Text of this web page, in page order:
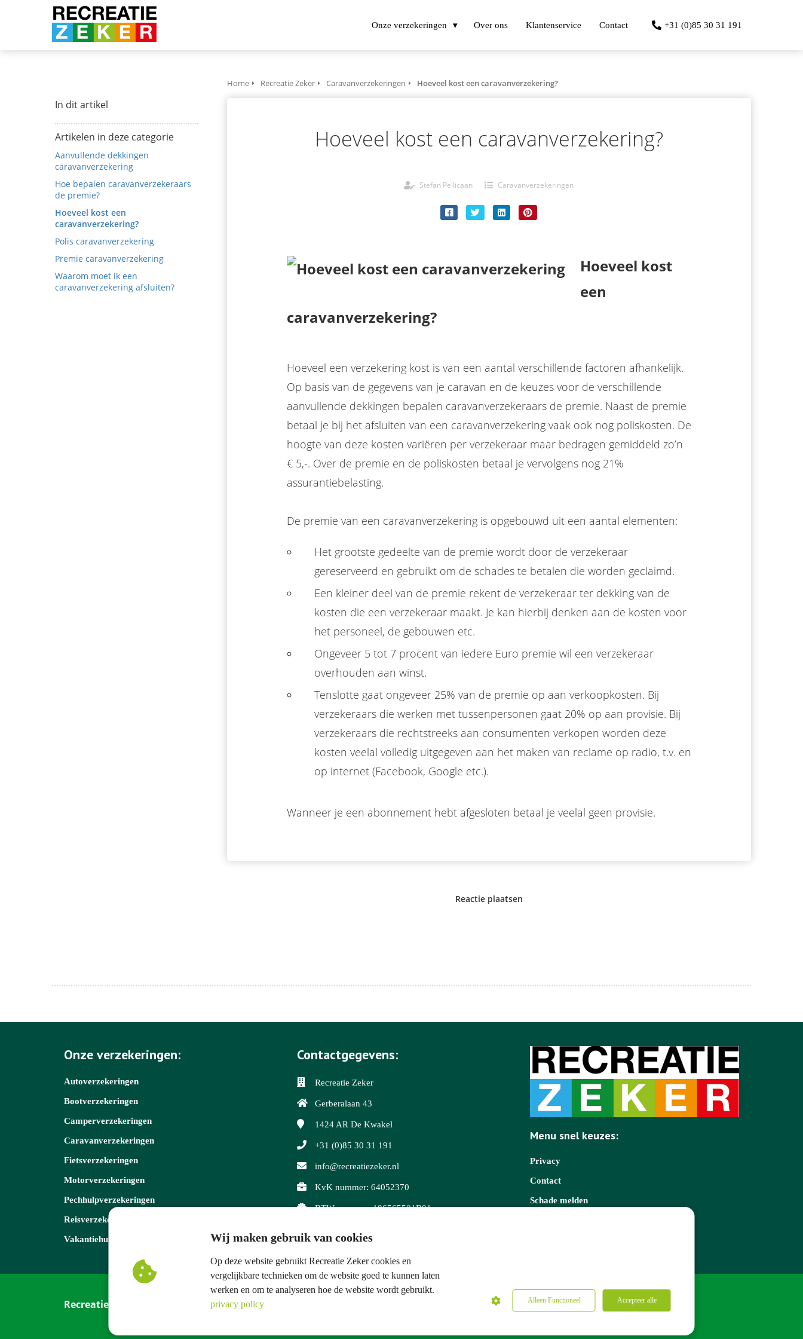
Onze verzekeringen Over ons Klantenservice Contact +31 (0)85 30 31 191
In dit artikel
Artikelen in deze categorie
Aanvullende dekkingen
caravanverzekering
Hoe bepalen caravanverzekeraars
de premie?
Hoeveel kost een
caravanverzekering?
Polis caravanverzekering
Premie caravanverzekering
Waarom moet ik een
caravanverzekering afsluiten?
Home Recreatie Zeker Caravanverzekeringen Hoeveel kost een caravanverzekering?
Hoeveel kost een caravanverzekering?
Stefan Pellicaan Caravanverzekeringen
Hoeveel kost
een
caravanverzekering?
Hoeveel een verzekering kost is van een aantal verschillende factoren afhankelijk.
Op basis van de gegevens van je caravan en de keuzes voor de verschillende
aanvullende dekkingen bepalen caravanverzekeraars de premie. Naast de premie
betaal je bij het afsluiten van een caravanverzekering vaak ook nog poliskosten. De
hoogte van deze kosten variëren per verzekeraar maar bedragen gemiddeld zo’n
€ 5,-. Over de premie en de poliskosten betaal je vervolgens nog 21%
assurantiebelasting.
De premie van een caravanverzekering is opgebouwd uit een aantal elementen:
Het grootste gedeelte van de premie wordt door de verzekeraar
gereserveerd en gebruikt om de schades te betalen die worden geclaimd.
Een kleiner deel van de premie rekent de verzekeraar ter dekking van de
kosten die een verzekeraar maakt. Je kan hierbij denken aan de kosten voor
het personeel, de gebouwen etc.
Ongeveer 5 tot 7 procent van iedere Euro premie wil een verzekeraar
overhouden aan winst.
Tenslotte gaat ongeveer 25% van de premie op aan verkoopkosten. Bij
verzekeraars die werken met tussenpersonen gaat 20% op aan provisie. Bij
verzekeraars die rechtstreeks aan consumenten verkopen worden deze
kosten veelal volledig uitgegeven aan het maken van reclame op radio, t.v. en
op internet (Facebook, Google etc.).
Wanneer je een abonnement hebt afgesloten betaal je veelal geen provisie.
Reactie plaatsen
Onze verzekeringen:
Autoverzekeringen
Bootverzekeringen
Camperverzekeringen
Caravanverzekeringen
Fietsverzekeringen
Motorverzekeringen
Pechhulpverzekeringen
Reisverzekeringen
Vakantiehuisverzekeringen
Contactgegevens:
Recreatie Zeker
Gerberalaan 43
1424 AR De Kwakel
+31 (0)85 30 31 191
info@recreatiezeker.nl
KvK nummer: 64052370
BTW nummer: 186565501B01
Menu snel keuzes:
Privacy
Contact
Schade melden
Recreatie Zeker
Wij maken gebruik van cookies
Op deze website gebruikt Recreatie Zeker cookies en
vergelijkbare technieken om de website goed te kunnen laten
werken en om te analyseren hoe de website wordt gebruikt.
privacy policy
Alleen Functioneel Accepteer alle
over
gedrag van een
gebruikt
bezoekers te
Hierdoor
website-
tonen
op het